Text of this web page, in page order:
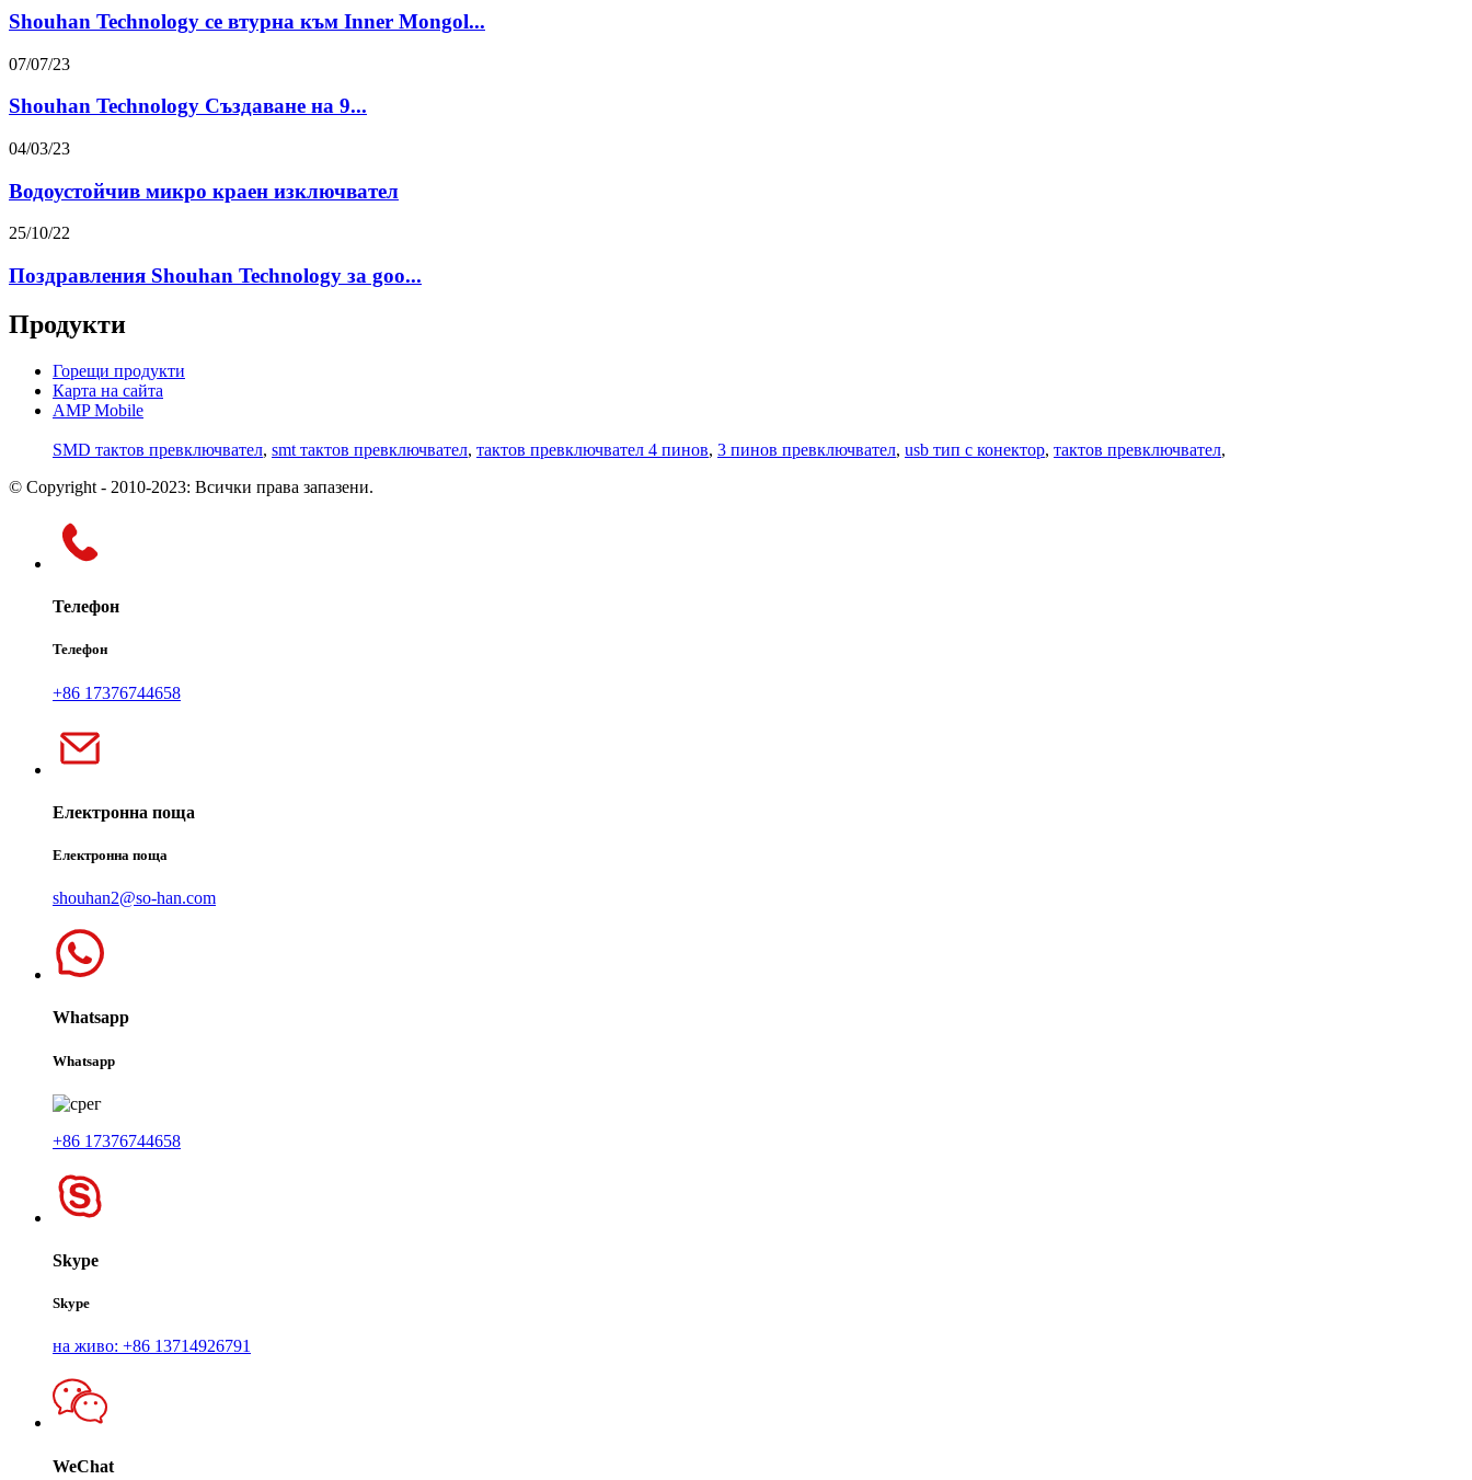
Shouhan Technology се втурна към Inner Mongol...
07/07/23
Shouhan Technology Създаване на 9...
04/03/23
Водоустойчив микро краен изключвател
25/10/22
Поздравления Shouhan Technology за goo...
Продукти
Горещи продукти
Карта на сайта
AMP Mobile
SMD тактов превключвател, smt тактов превключвател, тактов превключвател 4 пинов, 3 пинов превключвател, usb тип c конектор, тактов превключвател,
© Copyright - 2010-2023: Всички права запазени.
Телефон
Телефон
+86 17376744658
Електронна поща
Електронна поща
shouhan2@so-han.com
Whatsapp
Whatsapp
+86 17376744658
Skype
Skype
на живо: +86 13714926791
WeChat